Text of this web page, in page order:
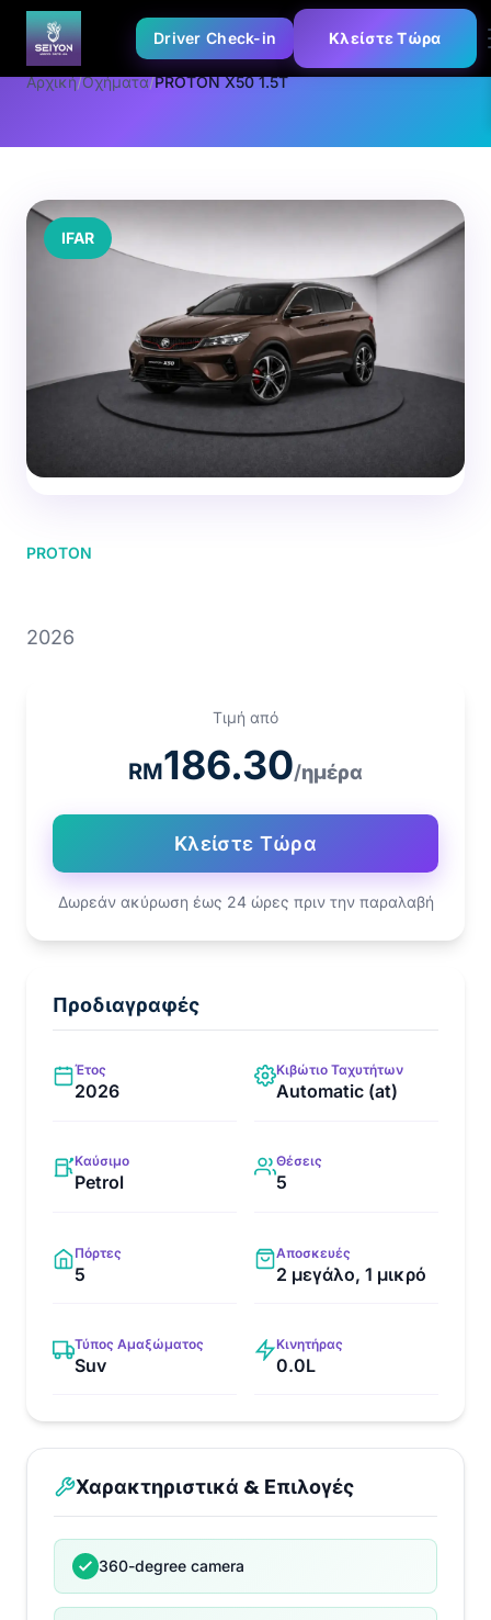
Driver Check-in Κλείστε Τώρα
Αρχική/Οχήματα/PROTON X50 1.5T
IFAR
PROTON
2026
Τιμή από
RM186.30/ημέρα
Κλείστε Τώρα
Δωρεάν ακύρωση έως 24 ώρες πριν την παραλαβή
Προδιαγραφές
Έτος
2026
Κιβώτιο Ταχυτήτων
Automatic (at)
Καύσιμο
Petrol
Θέσεις
5
Πόρτες
5
Αποσκευές
2 μεγάλο, 1 μικρό
Τύπος Αμαξώματος
Suv
Κινητήρας
0.0L
Χαρακτηριστικά & Επιλογές
360-degree camera